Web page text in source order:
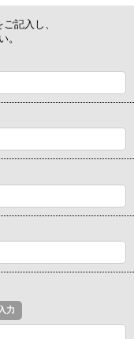
記入し、
。